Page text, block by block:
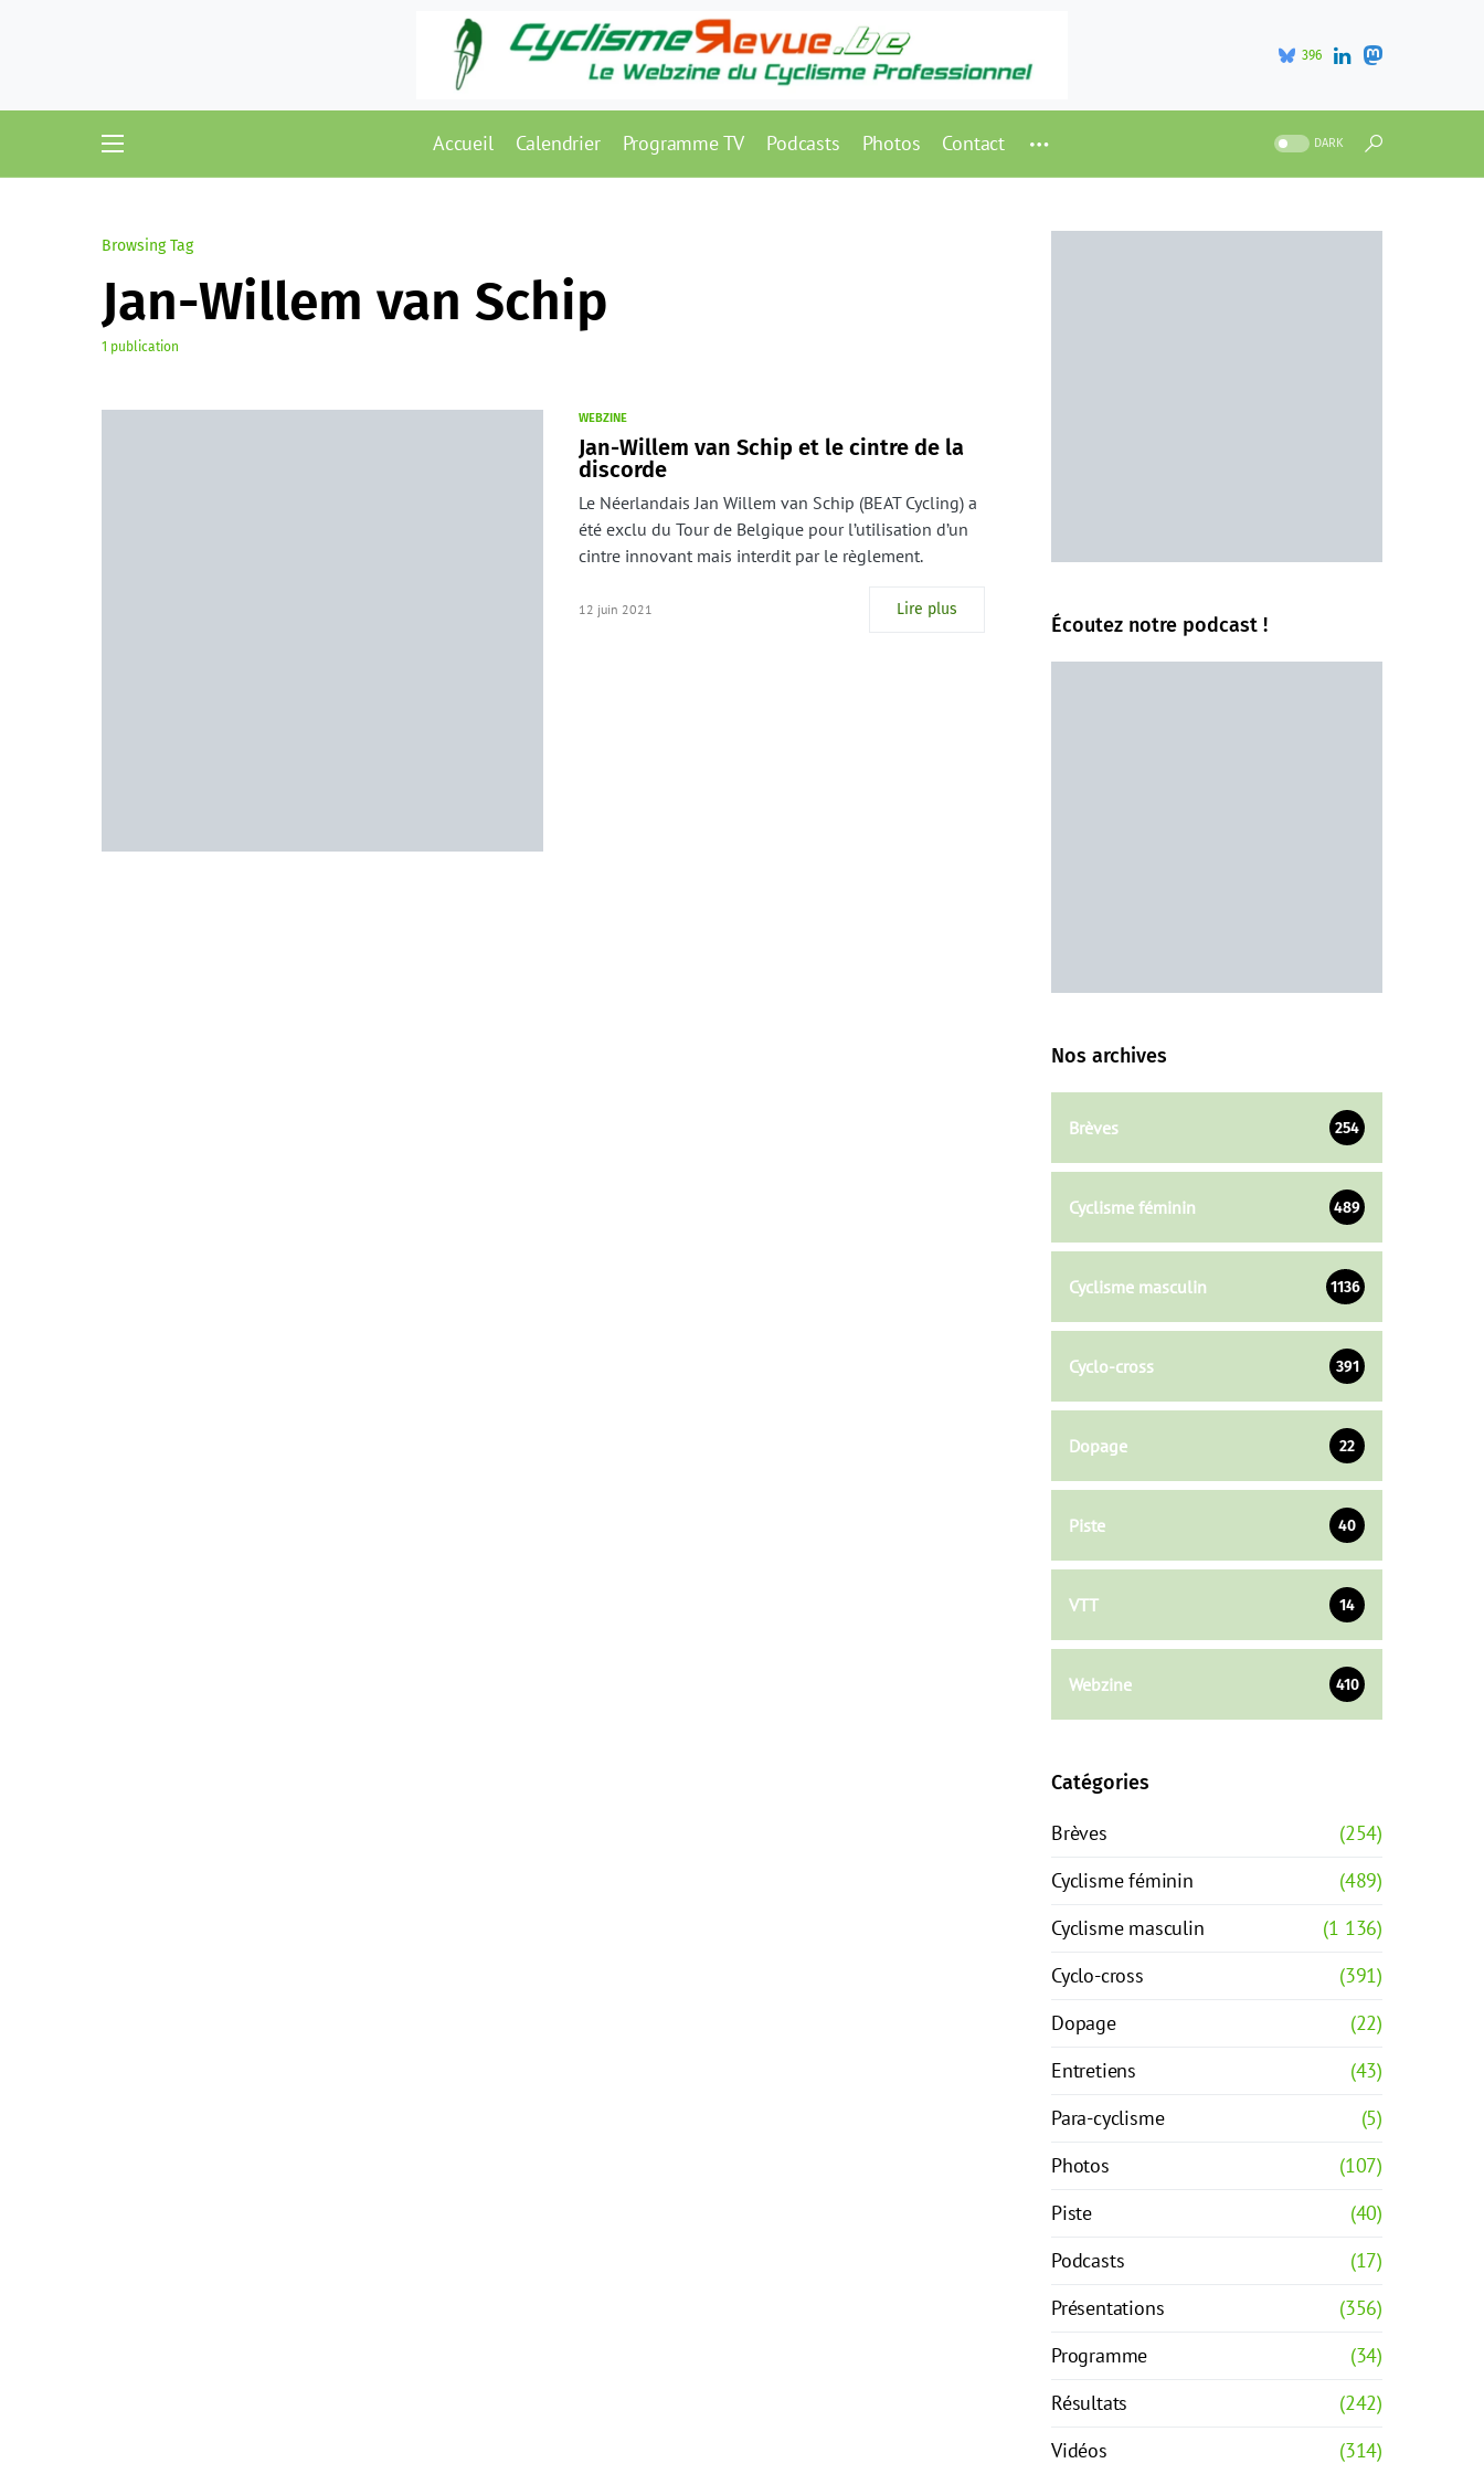
396
Accueil Calendrier Programme TV Podcasts Photos Contact DARK
Browsing Tag
Jan-Willem van Schip
1 publication
WEBZINE
Jan-Willem van Schip et le cintre de la
discorde
Le Néerlandais Jan Willem van Schip (BEAT Cycling) a
été exclu du Tour de Belgique pour l’utilisation d’un
cintre innovant mais interdit par le règlement.
12 juin 2021 Lire plus
Écoutez notre podcast !
Nos archives
Brèves 254
Cyclisme féminin 489
Cyclisme masculin 1136
Cyclo-cross 391
Dopage 22
Piste 40
VTT 14
Webzine 410
Catégories
Brèves
(254)
Cyclisme féminin
(489)
Cyclisme masculin
(1 136)
Cyclo-cross
(391)
Dopage
(22)
Entretiens
(43)
Para-cyclisme
(5)
Photos
(107)
Piste
(40)
Podcasts
(17)
Présentations
(356)
Programme
(34)
Résultats
(242)
Vidéos
(314)